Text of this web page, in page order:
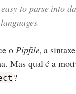
to parse into
o Pipfile, a
Mas qual é a
?